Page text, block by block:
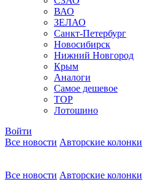
ВАО
ЗЕЛАО
Санкт-Петербург
Новосибирск
Нижний Новгород
Крым
Аналоги
Самое дешевое
TOP
Лотошино
Войти
Все новости Авторские колонки
Все новости Авторские колонки